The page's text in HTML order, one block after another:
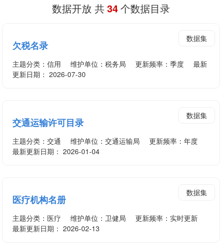
数据开放 共34个数据目录
欠税名录
主题分类：信用 维护单位：税务局 更新频率：季度
最新
更新日期： 2026-07-30
数据集
交通运输许可目录
主题分类：交通 维护单位：交通运输局
更新频率：年度
最新更新日期： 2026-01-04
数据集
医疗机构名册
主题分类： 医疗 维护单位：卫健局
更新频率：实时更新
最新更新日期： 2026-02-13
数据集